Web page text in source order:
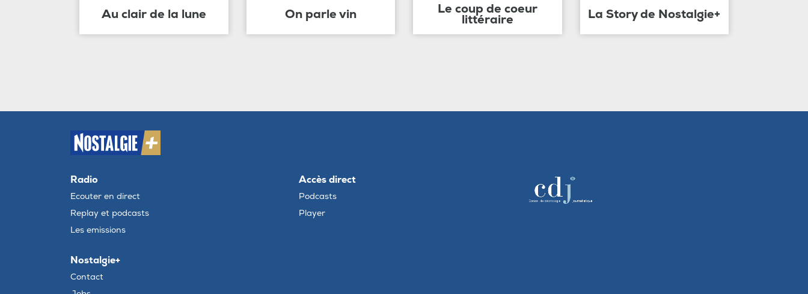
Au clair de la lune On parle vin Le coup de coeur
littéraire La Story de Nostalgie+
Radio
Ecouter en direct
Replay et podcasts
Les emissions
Accès direct
Podcasts
Player
Nostalgie+
Contact